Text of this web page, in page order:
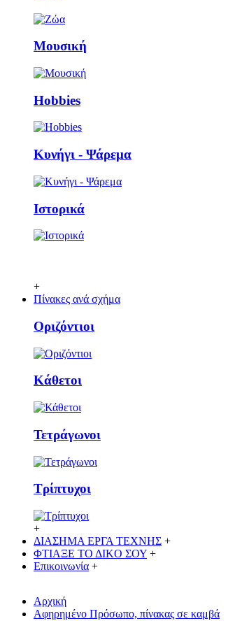
Μουσική
Ηobbies
Κυνήγι - Ψάρεμα
Ιστορικά
+
Πίνακες ανά σχήμα
Οριζόντιοι
Κάθετoι
Τετράγωνοι
Τρίπτυχοι
+
ΔΙΑΣΗΜΑ ΕΡΓΑ ΤΕΧΝΗΣ +
ΦΤΙΑΞΕ ΤΟ ΔΙΚO ΣΟΥ +
Επικοινωνία +
Αρχική
Αφηρημένο Πρόσωπο, πίνακας σε καμβά